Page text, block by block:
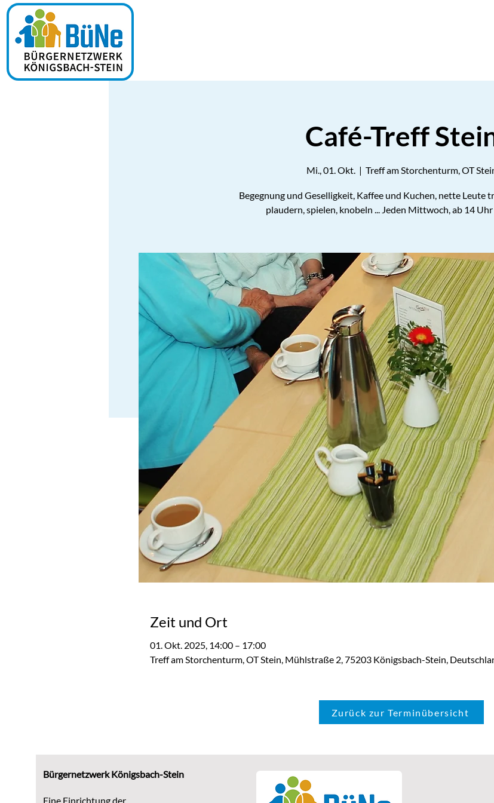
Café-Treff
Mi., 01. Okt.
  |
Treff am Storchenturm, OT
Begegnung und Geselligkeit, Kaffee und Kuchen, nette Leute
plaudern, spielen, knobeln ... Jeden Mittwoch, ab 14
Zeit und Ort
01. Okt. 2025, 14:00 – 17:00
Treff am Storchenturm, OT Stein, Mühlstraße 2, 75203 Königsbach-Stein,
Zurück zur Terminübersicht
Bürgernetzwerk Königsbach-Stein
Eine Einrichtung der